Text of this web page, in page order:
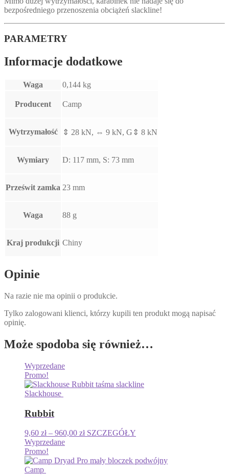
bezpośredniego przenoszenia obciążeń slackline!
PARAMETRY
Informacje dodatkowe
Waga 0,144 kg
Producent Camp
Wytrzymałość ⇕ 28 kN, ⇔ 9 kN, G⇕ 8 kN
Wymiary D: 117 mm, S: 73 mm
Prześwit zamka 23 mm
Waga 88 g
Kraj produkcji Chiny
Opinie
Na razie nie ma opinii o produkcie.
Tylko zalogowani klienci, którzy kupili ten produkt mogą napisać
opinię.
Może spodoba się również…
Wyprzedane
Promo!
Slackhouse
Rubbit
9,60 zł – 960,00 złZakres
9,60 zł
SZCZEGÓŁY
Wyprzedane
Promo!
Camp